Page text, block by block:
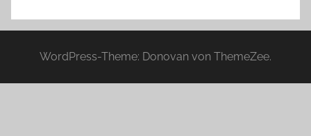
WordPress-Theme: Donovan von ThemeZee.